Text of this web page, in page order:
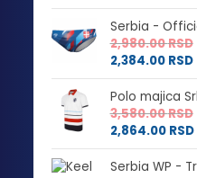
Serbia -
2,980.00RSD
2,384.00 RSD
Polo majica
3,580.00RSD
2,864.00 RSD
Serbia WP -